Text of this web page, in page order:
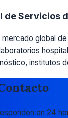
de Servicios
mercado global
institutos
en 24